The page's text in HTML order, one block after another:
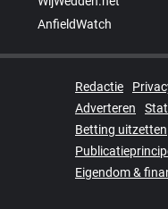
AnfieldWatch
Redactie
Adverteren
Betting uitzetten
Eigendom &